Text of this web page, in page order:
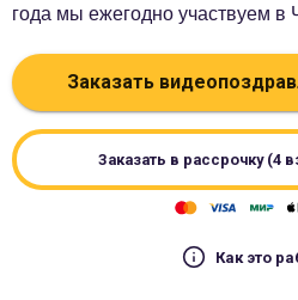
года мы ежегодно участвуем в
Заказать
Заказать в рассрочку (4
Как это